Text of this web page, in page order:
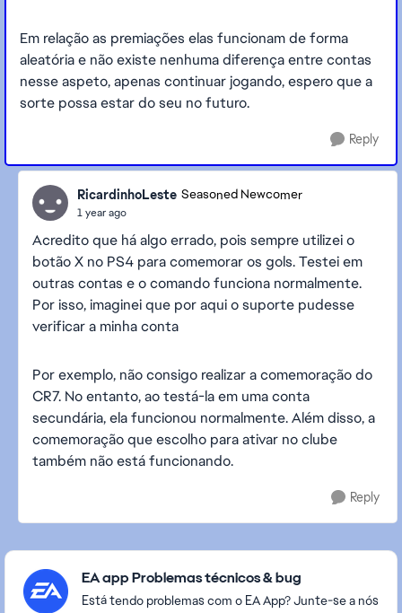
Em relação as premiações elas funcionam de forma
aleatória e não existe nenhuma diferença entre contas
nesse aspeto, apenas continuar jogando, espero que a
sorte possa estar do seu no futuro.
Reply
RicardinhoLeste Seasoned Newcomer
1 year ago
Acredito que há algo errado, pois sempre utilizei o
botão X no PS4 para comemorar os gols. Testei em
outras contas e o comando funciona normalmente.
Por isso, imaginei que por aqui o suporte pudesse
verificar a minha conta
Por exemplo, não consigo realizar a comemoração do
CR7. No entanto, ao testá-la em uma conta
secundária, ela funcionou normalmente. Além disso, a
comemoração que escolho para ativar no clube
também não está funcionando.
Reply
Featured Places
EA app Problemas técnicos & bug
Está tendo problemas com o EA App? Junte-se a nós